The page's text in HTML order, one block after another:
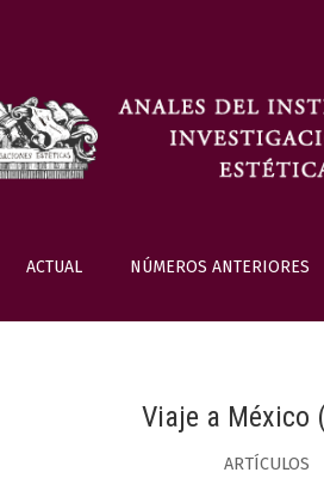
ACTUAL NÚMEROS ANTERIORES
Viaje a México
ARTÍCULOS